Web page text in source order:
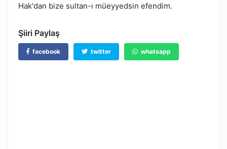
Hak'dan bize sultan-ı müeyyedsin efendim.
Şiiri Paylaş
facebook twitter whatsapp